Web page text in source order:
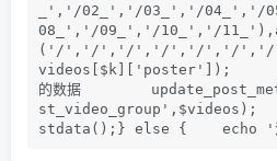
_','/02_','/03_','/04_','/
08_','/09_','/10_','/
('/','/','/','/','/','/','/
videos[$k]['poster']);
的数据
st_video_group',$videos);
stdata();} else {    echo '